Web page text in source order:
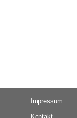
Impressum
Kontakt